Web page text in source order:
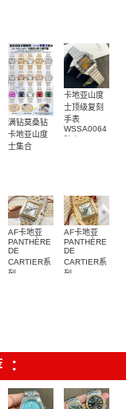
满钻莫桑钻
卡地亚山度
士集合
卡地亚山度
士顶级复刻
手表
WSSA0064
AF卡地亚
PANTHÈRE
DE
CARTIER系
列
AF卡地亚
PANTHÈRE
DE
CARTIER系
列
：